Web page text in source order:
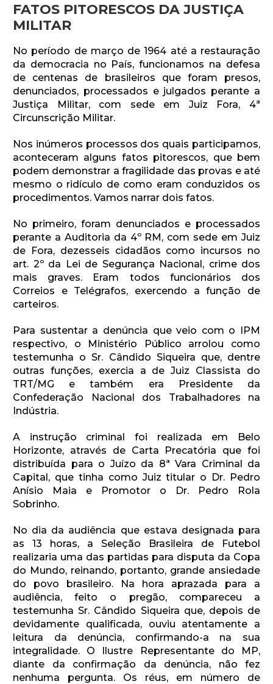
FATOS PITORESCOS DA JUSTIÇA
MILITAR
No período de março de 1964 até a restauração
da democracia no País, funcionamos na defesa
de centenas de brasileiros que foram presos,
denunciados, processados e julgados perante a
Justiça Militar, com sede em Juiz Fora, 4ª
Circunscrição Militar.
Nos inúmeros processos dos quais participamos,
aconteceram alguns fatos pitorescos, que bem
podem demonstrar a fragilidade das provas e até
mesmo o ridículo de como eram conduzidos os
procedimentos. Vamos narrar dois fatos.
No primeiro, foram denunciados e processados
perante a Auditoria da 4º RM, com sede em Juiz
de Fora, dezesseis cidadãos como incursos no
art. 2º da Lei de Segurança Nacional, crime dos
mais graves. Eram todos funcionários dos
Correios e Telégrafos, exercendo a função de
carteiros.
Para sustentar a denúncia que veio com o IPM
respectivo, o Ministério Público arrolou como
testemunha o Sr. Cândido Siqueira que, dentre
outras funções, exercia a de Juiz Classista do
TRT/MG e também era Presidente da
Confederação Nacional dos Trabalhadores na
Indústria.
A instrução criminal foi realizada em Belo
Horizonte, através de Carta Precatória que foi
distribuída para o Juízo da 8ª Vara Criminal da
Capital, que tinha como Juiz titular o Dr. Pedro
Anísio Maia e Promotor o Dr. Pedro Rola
Sobrinho.
No dia da audiência que estava designada para
as 13 horas, a Seleção Brasileira de Futebol
realizaria uma das partidas para disputa da Copa
do Mundo, reinando, portanto, grande ansiedade
do povo brasileiro. Na hora aprazada para a
audiência, feito o pregão, compareceu a
testemunha Sr. Cândido Siqueira que, depois de
devidamente qualificada, ouviu atentamente a
leitura da denúncia, confirmando-a na sua
integralidade. O Ilustre Representante do MP,
diante da confirmação da denúncia, não fez
nenhuma pergunta. Os réus, em número de